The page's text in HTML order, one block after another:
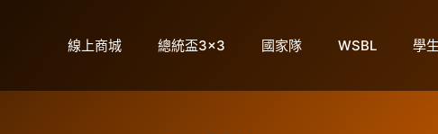
線上商城 總統盃3×3 國家隊 WSBL 學